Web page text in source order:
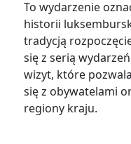
To wydarzenie
historii
tradycją
się z serią
wizyt, które
się z obywatelami
regiony kraju.